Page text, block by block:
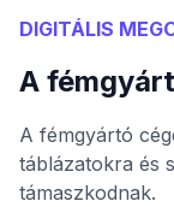
DIGITÁLIS
A
A fémgyártó
táblázatokra és
támaszkodnak.